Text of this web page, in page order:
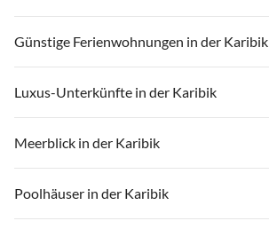
Günstige Ferienwohnungen in der Karibik
Luxus-Unterkünfte in der Karibik
Meerblick in der Karibik
Poolhäuser in der Karibik